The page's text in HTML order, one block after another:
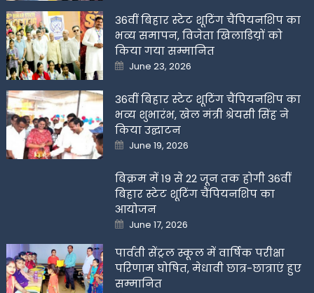
36वीं बिहार स्टेट शूटिंग चैंपियनशिप का
भव्य समापन, विजेता खिलाडिय़ों को
किया गया सम्मानित
Posted
on
June 23, 2026
36वीं बिहार स्टेट शूटिंग चैंपियनशिप का
भव्य शुभारंभ, खेल मंत्री श्रेयसी सिंह ने
किया उद्घाटन
Posted
on
June 19, 2026
बिक्रम में 19 से 22 जून तक होगी 36वीं
बिहार स्टेट शूटिंग चैंपियनशिप का
आयोजन
Posted
on
June 17, 2026
पार्वती सेंट्रल स्कूल में वार्षिक परीक्षा
परिणाम घोषित, मेधावी छात्र-छात्राएं हुए
सम्मानित